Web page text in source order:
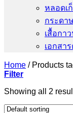
หลอดเ
กระดา
เสื้อกา
เอกสา
Home /Products
Filter
Showing all 2